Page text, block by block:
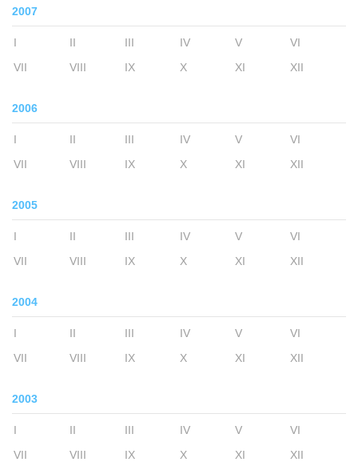
2007
I II III IV V
VI
VII
VIII IX X XI XII
2006
I II III IV V
VI
VII
VIII IX X XI XII
2005
I II III IV V
VI
VII
VIII IX X XI XII
2004
I II III IV V
VI
VII
VIII IX X XI XII
2003
I II III IV V
VI
VII
VIII IX X XI XII